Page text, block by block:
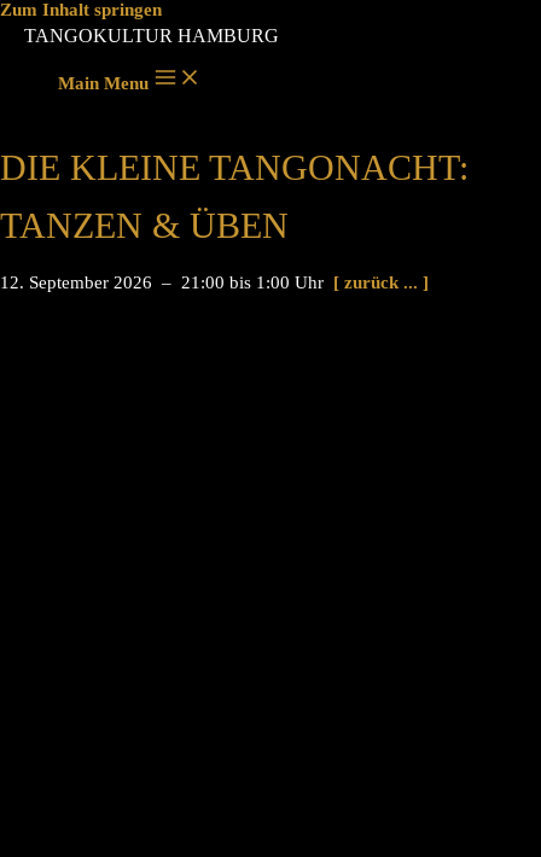
Zum Inhalt springen
TANGOKULTUR HAMBURG
Main Menu
DIE KLEINE TANGONACHT:
TANZEN & ÜBEN
12. September 2026 – 21:00 bis 1:00 Uhr [ zurück ... ]